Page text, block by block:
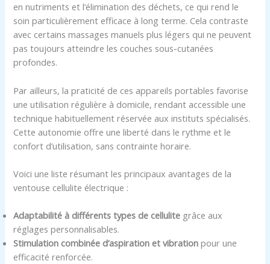
en nutriments et l’élimination des déchets, ce qui rend le
soin particulièrement efficace à long terme. Cela contraste
avec certains massages manuels plus légers qui ne peuvent
pas toujours atteindre les couches sous-cutanées
profondes.
Par ailleurs, la praticité de ces appareils portables favorise
une utilisation régulière à domicile, rendant accessible une
technique habituellement réservée aux instituts spécialisés.
Cette autonomie offre une liberté dans le rythme et le
confort d’utilisation, sans contrainte horaire.
Voici une liste résumant les principaux avantages de la
ventouse cellulite électrique :
Adaptabilité à différents types de cellulite grâce aux
réglages personnalisables.
Stimulation combinée d’aspiration et vibration pour une
efficacité renforcée.